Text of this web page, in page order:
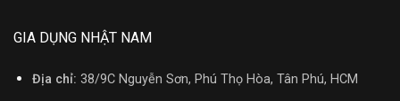
GIA DỤNG NHẬT NAM
Địa chỉ: 38/9C Nguyễn Sơn, Phú Thọ Hòa, Tân Phú, HCM